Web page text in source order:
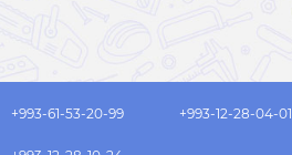
+993-61-53-20-99 +993-12-28-04-01